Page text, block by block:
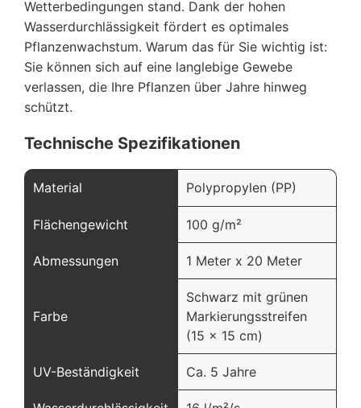
Wetterbedingungen stand. Dank der hohen
Wasserdurchlässigkeit fördert es optimales
Pflanzenwachstum. Warum das für Sie wichtig ist:
Sie können sich auf eine langlebige Gewebe
verlassen, die Ihre Pflanzen über Jahre hinweg
schützt.
Technische Spezifikationen
Material Polypropylen (PP)
Flächengewicht 100 g/m²
Abmessungen 1 Meter x 20 Meter
Farbe
Schwarz mit grünen
Markierungsstreifen
(15 x 15 cm)
UV-Beständigkeit Ca. 5 Jahre